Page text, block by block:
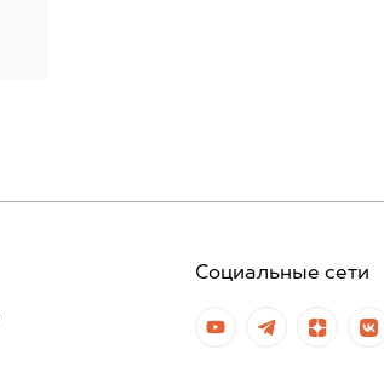
Социальные сети